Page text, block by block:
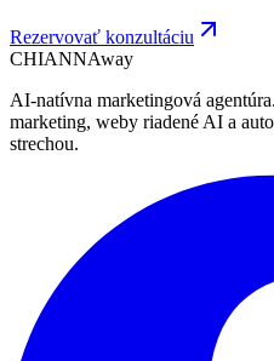
Rezervovať konzultáciu
CHIANNAway
AI-natívna marketingová
marketing, weby riadené AI a
strechou.